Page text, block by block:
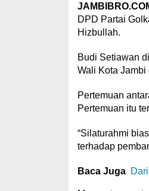
DPD Partai
Hizbullah.
Budi Setiawan
Wali Kota
Pertemuan
Pertemuan itu
“Silaturahmi
terhadap
Baca Juga